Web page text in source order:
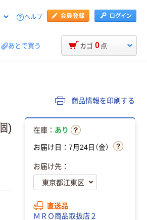
ヘルプ
あとで買う カゴ 0 点
商品情報を印刷する
)
在庫： あり
お届け日：7月24日（金）
お届け先：
直送品
ＭＲＯ商品取扱店２